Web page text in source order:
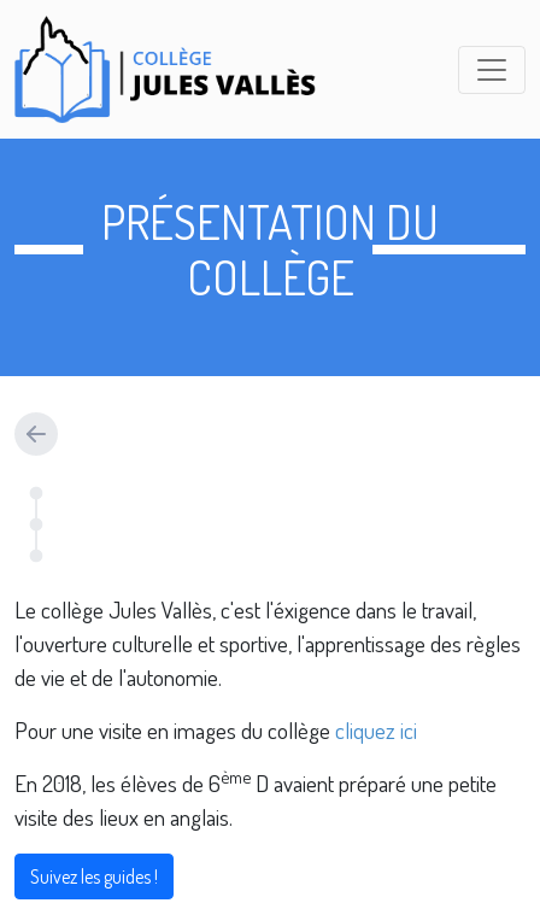
PRÉSENTATION DU
COLLÈGE
Le collège Jules Vallès, c'est l'éxigence dans le travail,
l'ouverture culturelle et sportive, l'apprentissage des règles
de vie et de l'autonomie.
Pour une visite en images du collège cliquez ici
En 2018, les élèves de 6ème D avaient préparé une petite
visite des lieux en anglais.
Suivez les guides !